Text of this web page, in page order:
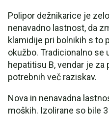
Polipor dežnikarice je
nenavadno lastnost, da
klamidije pri bolnikih s to
okužbo. Tradicionalno se
hepatitisu B, vendar je
potrebnih več raziskav.
Nova in nenavadna
moških. Izolirane so bile